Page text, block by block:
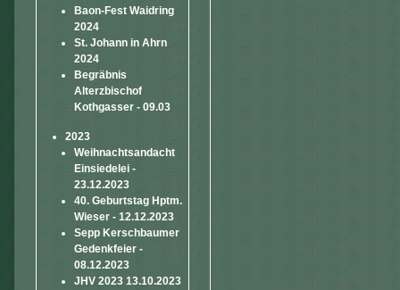
Baon-Fest Waidring
2024
St. Johann in Ahrn
2024
Begräbnis
Alterzbischof
Kothgasser - 09.03
2023
Weihnachtsandacht
Einsiedelei -
23.12.2023
40. Geburtstag Hptm.
Wieser - 12.12.2023
Sepp Kerschbaumer
Gedenkfeier -
08.12.2023
JHV 2023 13.10.2023